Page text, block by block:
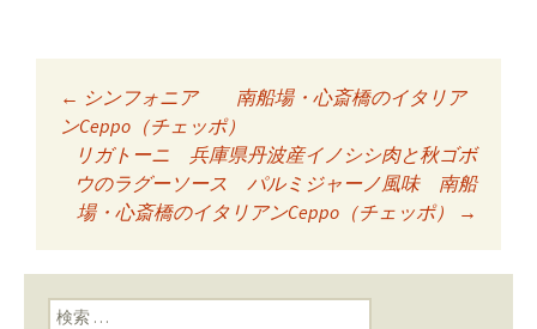
投稿ナビゲーショ
ン
← シンフォニア 南船場・心斎橋のイタリア
ンCeppo（チェッポ）
リガトーニ 兵庫県丹波産イノシシ肉と秋ゴボ
ウのラグーソース パルミジャーノ風味 南船
場・心斎橋のイタリアンCeppo（チェッポ）
→
検索: